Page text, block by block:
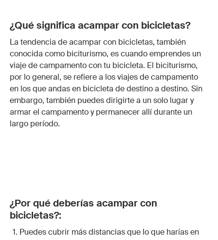
¿Qué significa acampar con bicicletas?
La tendencia de acampar con bicicletas, también
conocida como biciturismo, es cuando emprendes un
viaje de campamento con tu bicicleta. El biciturismo,
por lo general, se refiere a los viajes de campamento
en los que andas en bicicleta de destino a destino. Sin
embargo, también puedes dirigirte a un solo lugar y
armar el campamento y permanecer allí durante un
largo período.
¿Por qué deberías acampar con
bicicletas?:
Puedes cubrir más distancias que lo que harías en